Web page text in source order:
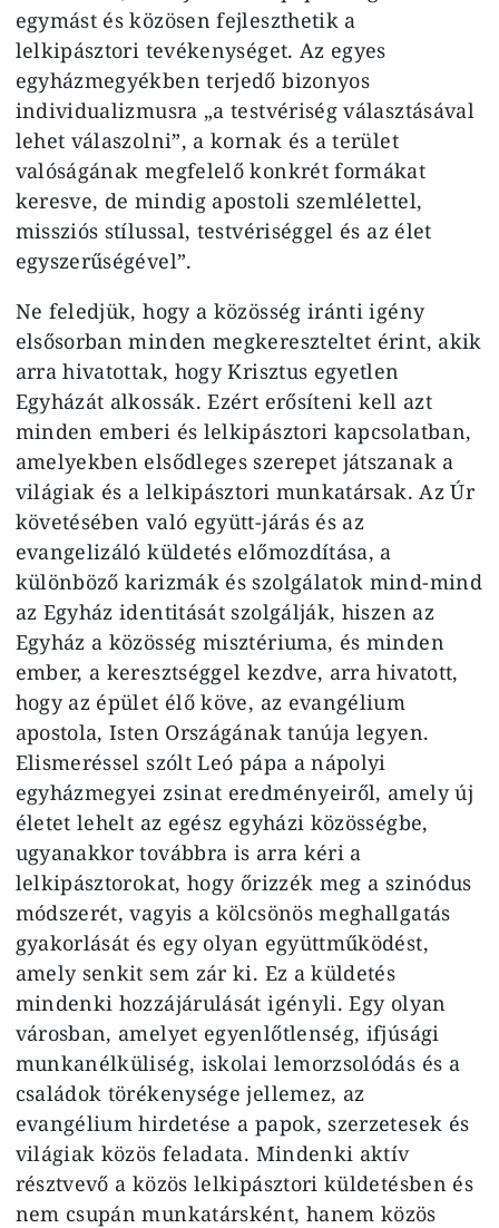
egymást és közösen fejleszthetik a
lelkipásztori tevékenységet. Az egyes
egyházmegyékben terjedő bizonyos
individualizmusra „a testvériség választásával
lehet válaszolni”, a kornak és a terület
valóságának megfelelő konkrét formákat
keresve, de mindig apostoli szemlélettel,
missziós stílussal, testvériséggel és az élet
egyszerűségével”.
Ne feledjük, hogy a közösség iránti igény
elsősorban minden megkereszteltet érint, akik
arra hivatottak, hogy Krisztus egyetlen
Egyházát alkossák. Ezért erősíteni kell azt
minden emberi és lelkipásztori kapcsolatban,
amelyekben elsődleges szerepet játszanak a
világiak és a lelkipásztori munkatársak. Az Úr
követésében való együtt-járás és az
evangelizáló küldetés előmozdítása, a
különböző karizmák és szolgálatok mind-mind
az Egyház identitását szolgálják, hiszen az
Egyház a közösség misztériuma, és minden
ember, a keresztséggel kezdve, arra hivatott,
hogy az épület élő köve, az evangélium
apostola, Isten Országának tanúja legyen.
Elismeréssel szólt Leó pápa a nápolyi
egyházmegyei zsinat eredményeiről, amely új
életet lehelt az egész egyházi közösségbe,
ugyanakkor továbbra is arra kéri a
lelkipásztorokat, hogy őrizzék meg a szinódus
módszerét, vagyis a kölcsönös meghallgatás
gyakorlását és egy olyan együttműködést,
amely senkit sem zár ki. Ez a küldetés
mindenki hozzájárulását igényli. Egy olyan
városban, amelyet egyenlőtlenség, ifjúsági
munkanélküliség, iskolai lemorzsolódás és a
családok törékenysége jellemez, az
evangélium hirdetése a papok, szerzetesek és
világiak közös feladata. Mindenki aktív
résztvevő a közös lelkipásztori küldetésben és
nem csupán munkatársként, hanem közös